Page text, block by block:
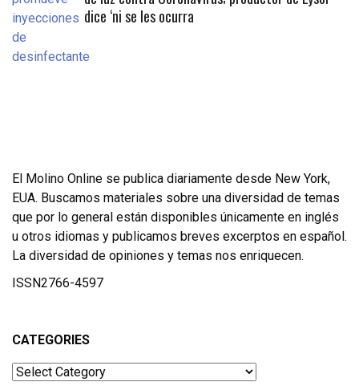
dice ‘ni se les ocurra
El Molino Online se publica diariamente desde New York,
EUA. Buscamos materiales sobre una diversidad de temas
que por lo general están disponibles únicamente en inglés
u otros idiomas y publicamos breves excerptos en español.
La diversidad de opiniones y temas nos enriquecen.
ISSN2766-4597
CATEGORIES
Categories